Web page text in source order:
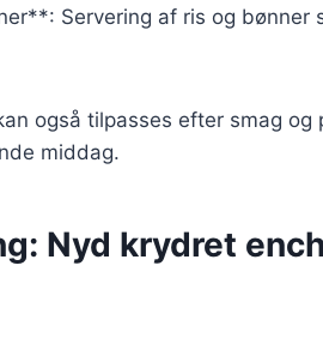
Servering af ris og
også tilpasses efter smag
middag.
Nyd krydret